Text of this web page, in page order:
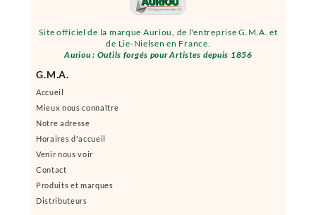
Site officiel de la marque Auriou, de l'entreprise G.M.A. et
de Lie-Nielsen en France.
Auriou : Outils forgés pour Artistes depuis 1856
G.M.A.
Accueil
Mieux nous connaître
Notre adresse
Horaires d'accueil
Venir nous voir
Contact
Produits et marques
Distributeurs